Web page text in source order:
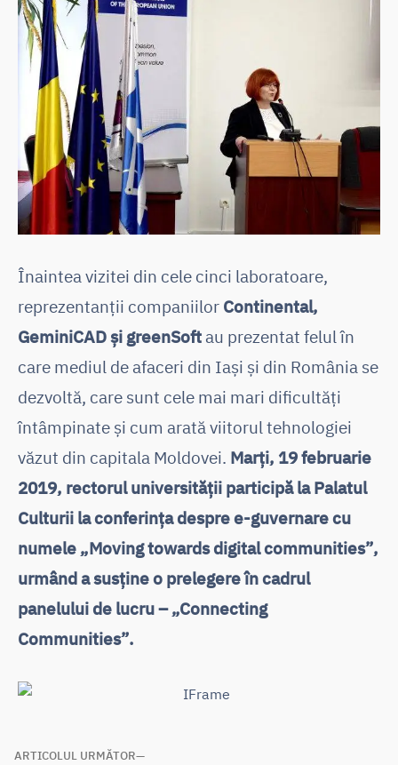
Înaintea vizitei din cele cinci laboratoare,
reprezentanții companiilor Continental,
GeminiCAD și greenSoft au prezentat felul în
care mediul de afaceri din Iași și din România se
dezvoltă, care sunt cele mai mari dificultăți
întâmpinate și cum arată viitorul tehnologiei
văzut din capitala Moldovei. Marți, 19 februarie
2019, rectorul universității participă la Palatul
Culturii la conferința despre e-guvernare cu
numele „Moving towards digital communities”,
urmând a susține o prelegere în cadrul
panelului de lucru – „Connecting
Communities”.
ARTICOLUL URMĂTOR